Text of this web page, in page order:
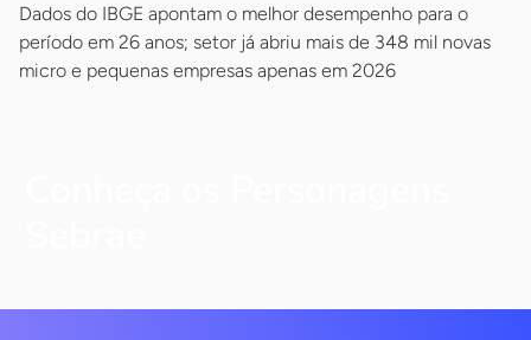
Dados do IBGE apontam o melhor desempenho para o
período em 26 anos; setor já abriu mais de 348 mil novas
micro e pequenas empresas apenas em 2026